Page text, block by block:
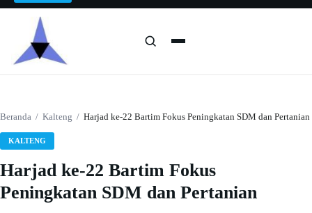
Beranda / Kalteng / Harjad ke-22 Bartim Fokus Peningkatan SDM dan Pertanian
KALTENG
Harjad ke-22 Bartim Fokus
Peningkatan SDM dan Pertanian